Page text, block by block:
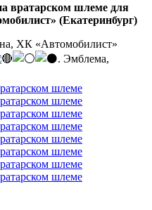
вратарском шлеме для
(Екатеринбург)
ХК «Автомобилист»
. Эмблема,